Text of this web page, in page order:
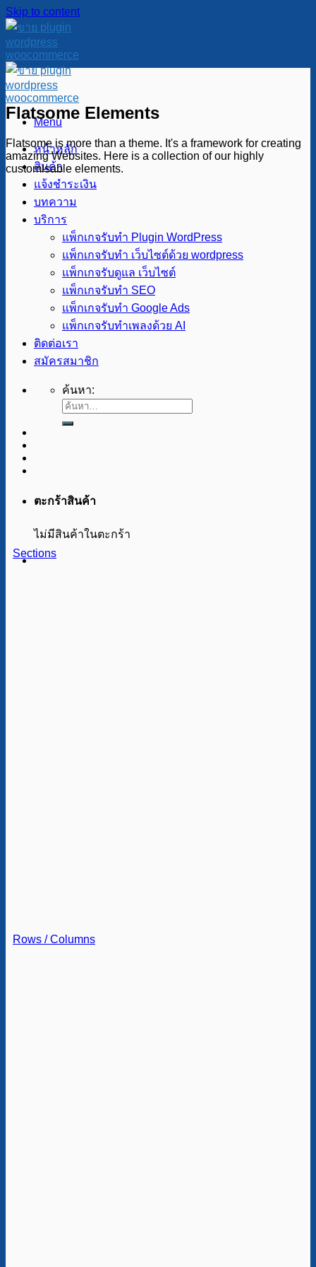
Skip to content
Menu
หน้าหลัก
สินค้า
แจ้งชำระเงิน
บทความ
บริการ
แพ็กเกจรับทำ Plugin WordPress
แพ็กเกจรับทำ เว็บไซต์ด้วย wordpress
แพ็กเกจรับดูแล เว็บไซต์
แพ็กเกจรับทำ SEO
แพ็กเกจรับทำ Google Ads
แพ็กเกจรับทำเพลงด้วย AI
ติดต่อเรา
สมัครสมาชิก
ค้นหา:
ตะกร้าสินค้า
ไม่มีสินค้าในตะกร้า
Flatsome Elements
Flatsome is more than a theme. It's a framework for creating
amazing Websites. Here is a collection of our highly
customisable elements.
Sections
Rows / Columns